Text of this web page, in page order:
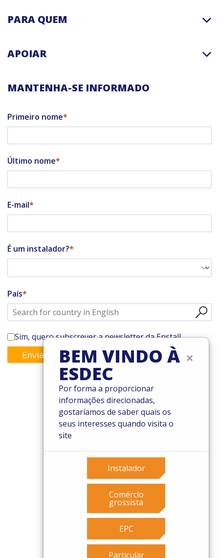
PARA QUEM
APOIAR
MANTENHA-SE INFORMADO
Primeiro nome
Último nome
E-mail
É um instalador?
País
Sim, quero subscrever a newsletter da Enstall
Enviar
© 2026 Esdec. Todos os direitos reservados
Patentes
Governance
Cookies
Privacy policy
×
BEM VINDO À
ESDEC
Por forma a proporcionar
informações direcionadas,
gostaríamos de saber quais os
seus interesses quando visita o
site
Instalador
Comércio
grossista
EPC
Particular